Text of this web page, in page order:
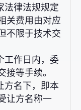
法律法规规定
关费用由对应
不限于技术交
工作日内，委
接等手续。
方名下，即本
让方名称一